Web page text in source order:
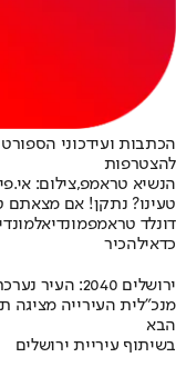
הכתבות ועידכוני
להצטרפות
הנשיא טראמפ,צילום:
טעינו? נתקן! אם
דונלד טראמפמונדיאל
כדאילהכיר
ירושלים 2040: העיר נערכת ל- 1.5 מליון תושבים
מנכ"לית העירייה מציגה
הבא
בשיתוף עיריית ירושלים